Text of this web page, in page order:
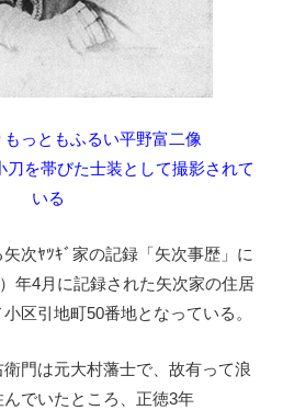
っともふるい平野富二像
刀を帯びた士装として撮影されて
いる
次ﾔﾂｷﾞ家の記録「矢次事歴」に
年4月に記録された矢次家の住居
区引地町50番地となっている。
門は元大村藩士で、故有って浪
でいたところ、正徳3年